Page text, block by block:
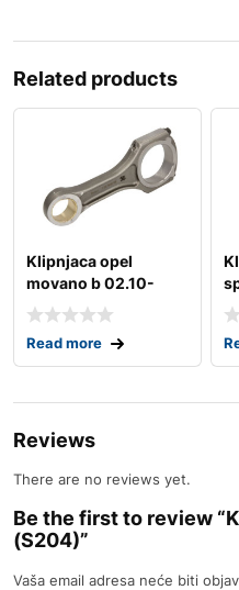
Related products
Klipnjaca opel
movano b 02.10-
Read more
Reviews
There are no reviews yet.
Be the first to review
(S204)”
Vaša email adresa neće biti